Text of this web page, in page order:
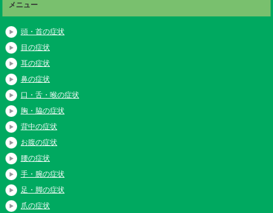
メニュー
頭・首の症状
目の症状
耳の症状
鼻の症状
口・舌・喉の症状
胸・脇の症状
背中の症状
お腹の症状
腰の症状
手・腕の症状
足・脚の症状
爪の症状